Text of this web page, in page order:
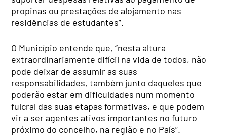
propinas ou prestações de alojamento nas
residências de estudantes”.
O Município entende que, “nesta altura
extraordinariamente difícil na vida de todos, não
pode deixar de assumir as suas
responsabilidades, também junto daqueles que
poderão estar em dificuldades num momento
fulcral das suas etapas formativas, e que podem
vir a ser agentes ativos importantes no futuro
próximo do concelho, na região e no País”.